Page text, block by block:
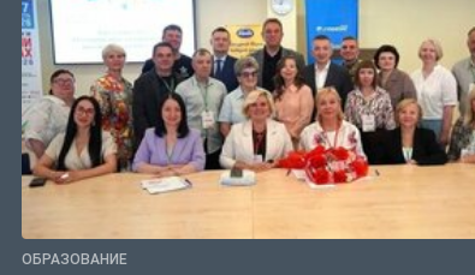
ОБРАЗОВАНИЕ